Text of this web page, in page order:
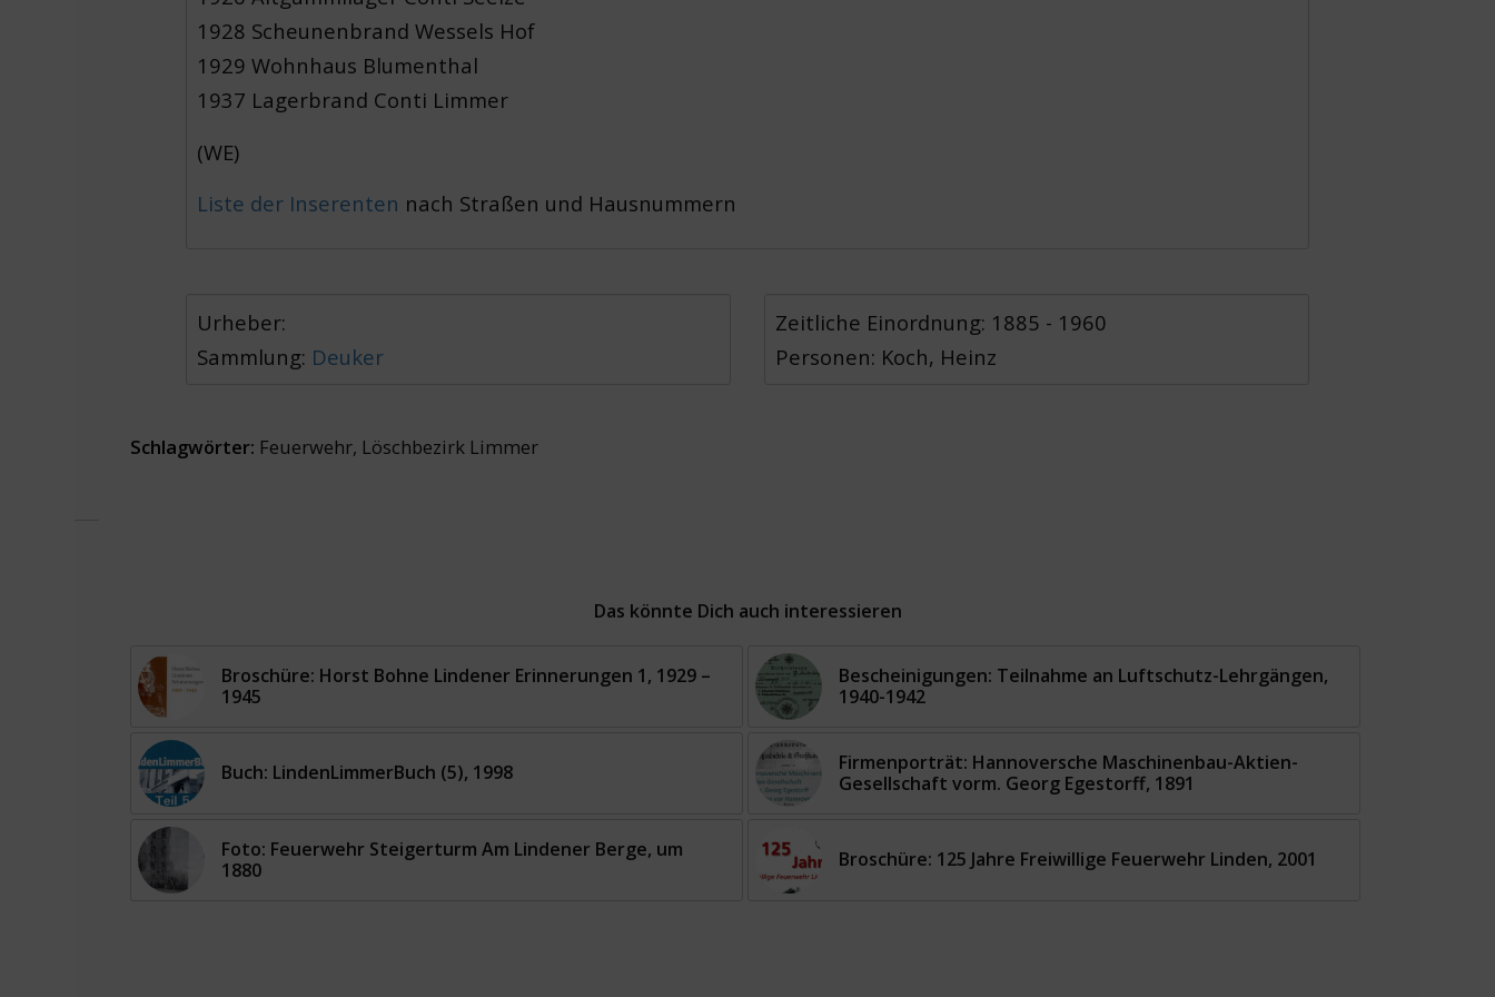
1928 Scheunenbrand Wessels Hof
1929 Wohnhaus Blumenthal
1937 Lagerbrand Conti Limmer
(WE)
Liste der Inserenten nach Straßen und Hausnummern
Urheber:
Sammlung: Deuker
Zeitliche Einordnung: 1885 - 1960
Personen: Koch, Heinz
Schlagwörter: Feuerwehr, Löschbezirk Limmer
Das könnte Dich auch interessieren
Broschüre: Horst Bohne Lindener Erinnerungen 1, 1929 –
1945
Bescheinigungen: Teilnahme an Luftschutz-Lehrgängen,
1940-1942
Buch: LindenLimmerBuch (5), 1998
Firmenporträt: Hannoversche Maschinenbau-Aktien-
Gesellschaft vorm. Georg Egestorff, 1891
Foto: Feuerwehr Steigerturm Am Lindener Berge, um
1880
Broschüre: 125 Jahre Freiwillige Feuerwehr Linden, 2001